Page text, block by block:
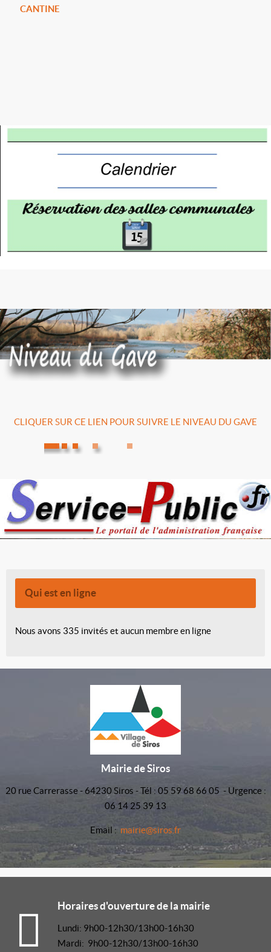
CANTINE
CLIQUER SUR CE LIEN POUR SUIVRE LE NIVEAU DU GAVE
Qui est en ligne
Nous avons 335 invités et aucun membre en ligne
Mairie de Siros
20 rue Carrerasse - 64230 Siros - Tél : 05 59 68 66 05 - Urgence :
06 14 25 39 13
Email : mairie@siros.fr
Horaires d'ouverture de la mairie
Lundi: 9h00-12h30/13h00-16h30
Mardi: 9h00-12h30/13h00-16h30